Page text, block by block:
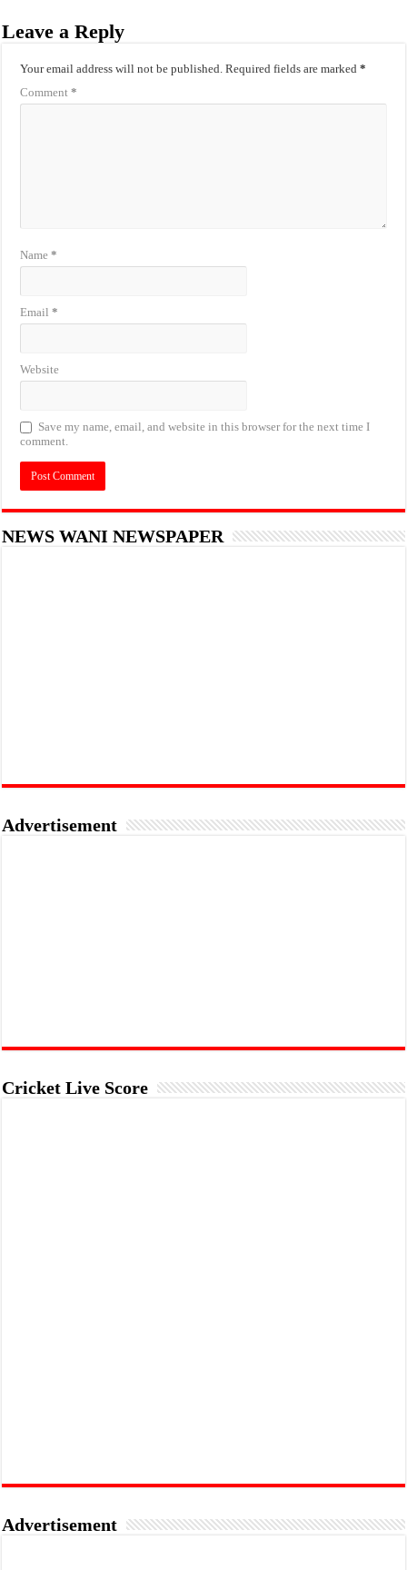
Leave a Reply
Your email address will not be published. Required fields are marked*
Comment*
Name*
Email*
Website
Save my name, email, and website in this browser for the next time I
comment.
NEWS WANI NEWSPAPER
Advertisement
Cricket Live Score
Advertisement